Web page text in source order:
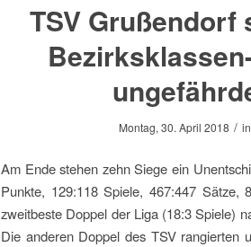
TSV
Montag, 30. April 2018 / in
Am Ende stehen zehn Siege ein
Punkte, 129:118 Spiele, 467:447
zweitbeste Doppel der Liga (18:3 Spiele)
Die anderen Doppel des TSV rangierten